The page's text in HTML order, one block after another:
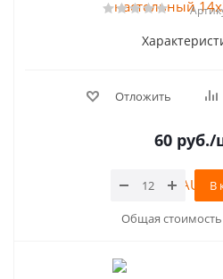
Отложить
60руб./
В
Общая стоимость